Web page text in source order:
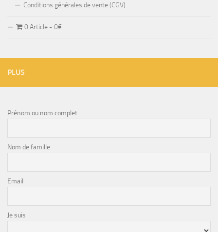
Conditions générales de vente (CGV)
0 Article 0€
PLUS
Prénom ou nom complet
Nom de famille
Email
Je suis